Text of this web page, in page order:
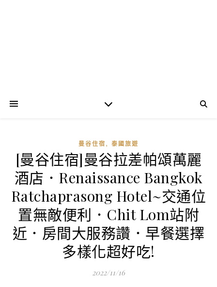
曼谷住宿 , 泰國旅遊
[曼谷住宿]曼谷拉差帕頌萬麗
酒店．Renaissance Bangkok
Ratchaprasong Hotel~交通位
置無敵便利．Chit Lom站附
近．房間大服務讚．早餐選擇
多樣化超好吃!
2022/11/16